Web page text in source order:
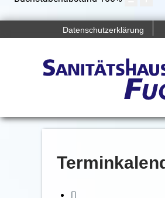
Datenschutzerklärung